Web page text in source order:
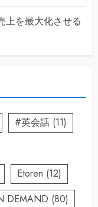
上を最大化させる
#英会話 (11)
Etoren (12)
DEMAND (80)